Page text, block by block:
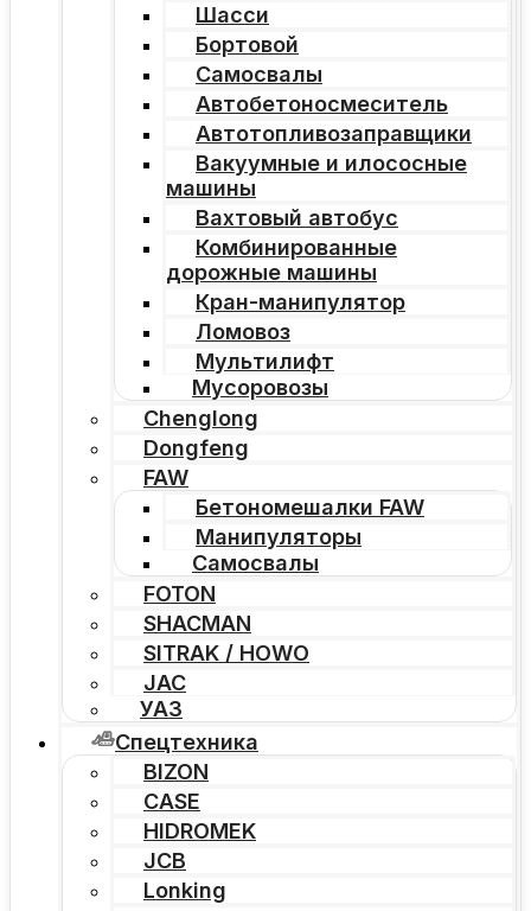
Шасси
Бортовой
Самосвалы
Автобетоносмеситель
Автотопливозаправщики
Вакуумные и илососные
машины
Вахтовый автобус
Комбинированные
дорожные машины
Кран-манипулятор
Ломовоз
Мультилифт
Мусоровозы
Chenglong
Dongfeng
FAW
Бетономешалки FAW
Манипуляторы
Самосвалы
FOTON
SHACMAN
SITRAK / HOWO
JAC
УАЗ
Спецтехника
BIZON
CASE
HIDROMEK
JCB
Lonking